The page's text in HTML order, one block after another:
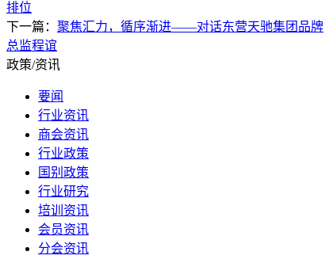
排位
下一篇： 聚焦汇力，循序渐进——对话东营天驰集团品牌
总监程谊
政策/资讯
要闻
行业资讯
商会资讯
行业政策
国别政策
行业研究
培训资讯
会员资讯
分会资讯